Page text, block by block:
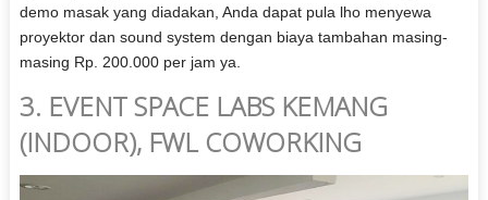
demo masak yang diadakan, Anda dapat pula lho menyewa
proyektor dan sound system dengan biaya tambahan masing-
masing Rp. 200.000 per jam ya.
3. EVENT SPACE LABS KEMANG
(INDOOR), FWL COWORKING